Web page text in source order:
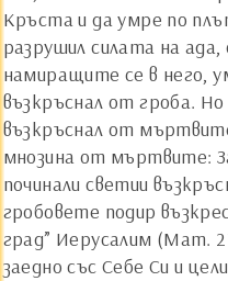
Кръста и да умре по
разрушил силата на ада,
намиращите се в него,
възкръснал от гроба.
възкръснал от
мнозина от мъртвите:
починали светии
гробовете подир
град” Иерусалим (Мат.
заедно със Себе Си и